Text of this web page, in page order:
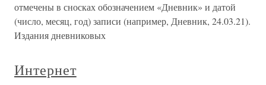
отмечены в сносках обозначением «Дневник» и датой
(число, месяц, год) записи (например, Дневник, 24.03.21).
Издания дневниковых
Интернет